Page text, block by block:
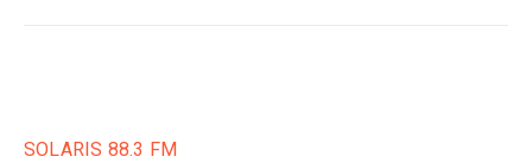
SOLARIS 88.3 FM